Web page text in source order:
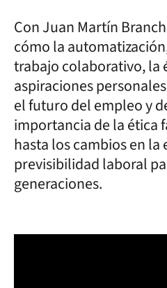
Con Juan Martín
cómo la
trabajo colaborativo, la
aspiraciones
el futuro del empleo y
importancia de la ética
hasta los cambios en la
previsibilidad laboral
generaciones.